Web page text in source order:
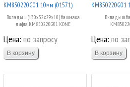
KM850220G01 10мм (01571)
Вкладыш (130х32х29х10) башмака
лифта KM850220G01 KONE
Цена: по запросу
KM850220G01
Вкладыш
Цена: по